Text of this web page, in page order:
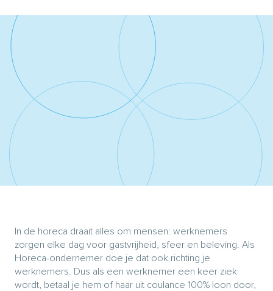
In de horeca draait alles om mensen: werknemers
zorgen elke dag voor gastvrijheid, sfeer en beleving. Als
Horeca-ondernemer doe je dat ook richting je
werknemers. Dus als een werknemer een keer ziek
wordt, betaal je hem of haar uit coulance 100% loon door,